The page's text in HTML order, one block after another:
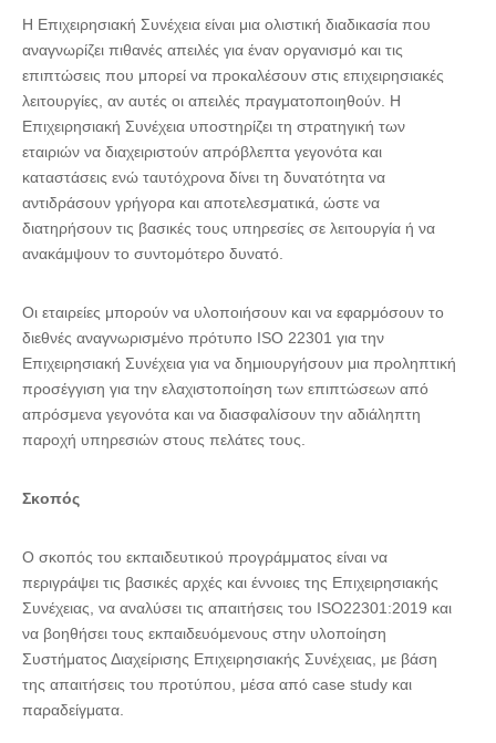
Η Επιχειρησιακή Συνέχεια είναι μια ολιστική διαδικασία που
αναγνωρίζει πιθανές απειλές για έναν οργανισμό και τις
επιπτώσεις που μπορεί να προκαλέσουν στις επιχειρησιακές
λειτουργίες, αν αυτές οι απειλές πραγματοποιηθούν. Η
Επιχειρησιακή Συνέχεια υποστηρίζει τη στρατηγική των
εταιριών να διαχειριστούν απρόβλεπτα γεγονότα και
καταστάσεις ενώ ταυτόχρονα δίνει τη δυνατότητα να
αντιδράσουν γρήγορα και αποτελεσματικά, ώστε να
διατηρήσουν τις βασικές τους υπηρεσίες σε λειτουργία ή να
ανακάμψουν το συντομότερο δυνατό.
Οι εταιρείες μπορούν να υλοποιήσουν και να εφαρμόσουν το
διεθνές αναγνωρισμένο πρότυπο ISO 22301 για την
Επιχειρησιακή Συνέχεια για να δημιουργήσουν μια προληπτική
προσέγγιση για την ελαχιστοποίηση των επιπτώσεων από
απρόσμενα γεγονότα και να διασφαλίσουν την αδιάληπτη
παροχή υπηρεσιών στους πελάτες τους.
Σκοπός
Ο σκοπός του εκπαιδευτικού προγράμματος είναι να
περιγράψει τις βασικές αρχές και έννοιες της Επιχειρησιακής
Συνέχειας, να αναλύσει τις απαιτήσεις του ISO22301:2019 και
να βοηθήσει τους εκπαιδευόμενους στην υλοποίηση
Συστήματος Διαχείρισης Επιχειρησιακής Συνέχειας, με βάση
της απαιτήσεις του προτύπου, μέσα από case study και
παραδείγματα.